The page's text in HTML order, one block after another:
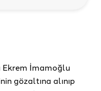
Ekrem İmamoğlu
gözaltına alınıp